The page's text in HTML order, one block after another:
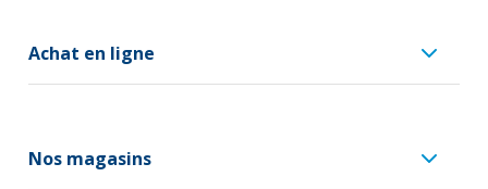
Achat en ligne
Nos magasins